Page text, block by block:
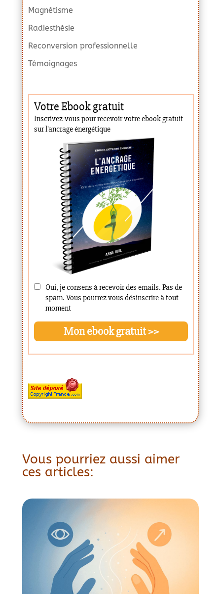
Magnétisme
Radiesthésie
Reconversion professionnelle
Témoignages
Vous pourriez aussi aimer
ces articles: